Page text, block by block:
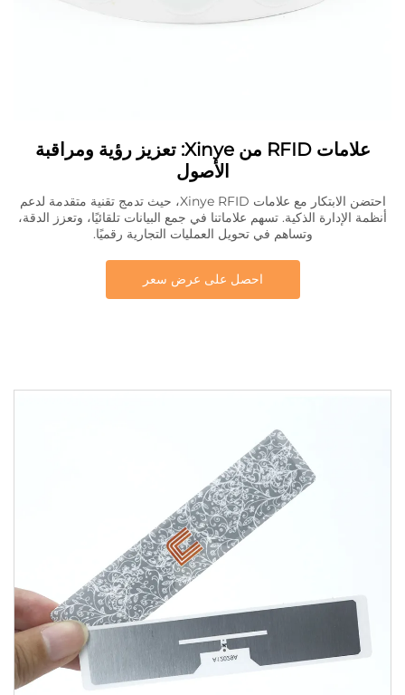
علامات RFID من Xinye: تعزيز رؤية ومراقبة
الأصول
احتضن الابتكار مع علامات Xinye RFID، حيث تدمج تقنية متقدمة لدعم
أنظمة الإدارة الذكية. تسهم علاماتنا في جمع البيانات تلقائيًا، وتعزز الدقة،
وتساهم في تحويل العمليات التجارية رقميًا.
احصل على عرض سعر